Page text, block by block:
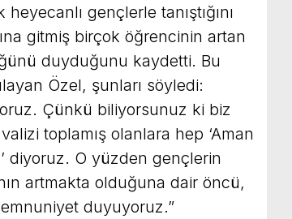
gençlerle tanıştığını
gitmiş birçok öğrencinin artan
duyduğunu kaydetti. Bu
Özel, şunları söyledi:
Çünkü biliyorsunuz ki biz
toplamış olanlara hep ‘Aman
diyoruz. O yüzden gençlerin
artmakta olduğuna dair öncü,
duyuyoruz.”